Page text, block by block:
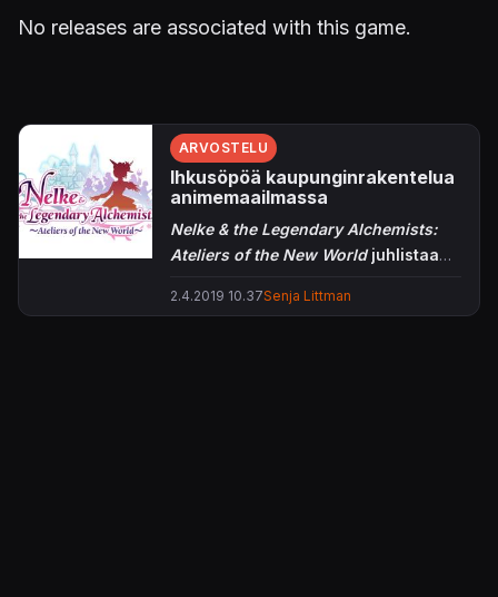
No releases are associated with this game.
ARVOSTELU
Ihkusöpöä kaupunginrakentelua
animemaailmassa
Nelke & the Legendary Alchemists:
Ateliers of the New Worldjuhlistaa
Atelier-ropeilun 20-vuotista taivalta.
2.4.2019 10.37Senja Littman